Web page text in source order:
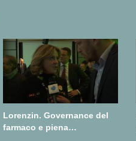
Lorenzin. Governance del
farmaco e piena